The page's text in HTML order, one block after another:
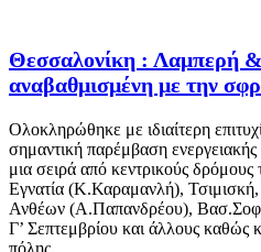
Θεσσαλονίκη : Λαμπερή
αναβαθμισμένη με την
Ολοκληρώθηκε με ιδιαίτερη
σημαντική παρέμβαση
μια σειρά από κεντρικούς
Εγνατία (Κ.Καραμανλή),
Ανθέων (Α.Παπανδρέου),
Γ’ Σεπτεμβρίου και άλλους καθώς
πόλης.